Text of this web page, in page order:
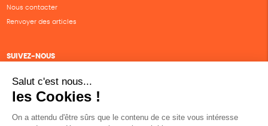
Nous contacter
Renvoyer des articles
SUIVEZ-NOUS